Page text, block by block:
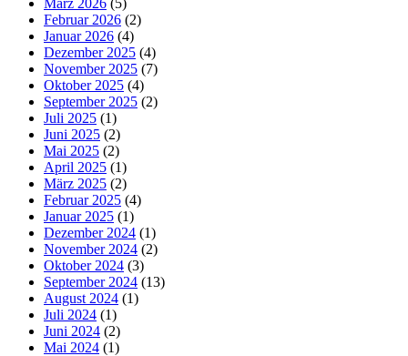
März 2026 (5)
Februar 2026 (2)
Januar 2026 (4)
Dezember 2025 (4)
November 2025 (7)
Oktober 2025 (4)
September 2025 (2)
Juli 2025 (1)
Juni 2025 (2)
Mai 2025 (2)
April 2025 (1)
März 2025 (2)
Februar 2025 (4)
Januar 2025 (1)
Dezember 2024 (1)
November 2024 (2)
Oktober 2024 (3)
September 2024 (13)
August 2024 (1)
Juli 2024 (1)
Juni 2024 (2)
Mai 2024 (1)